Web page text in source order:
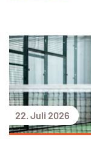
22. Juli 2026